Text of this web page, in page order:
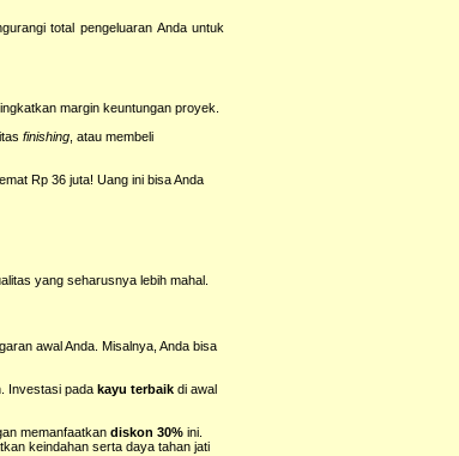
total pengeluaran Anda untuk
margin keuntungan proyek.
finishing , atau membeli
Rp 36 juta! Uang ini bisa Anda
yang seharusnya lebih mahal.
awal Anda. Misalnya, Anda bisa
Investasi pada kayu terbaik di awal
memanfaatkandiskon 30% ini.
keindahan serta daya tahan jati